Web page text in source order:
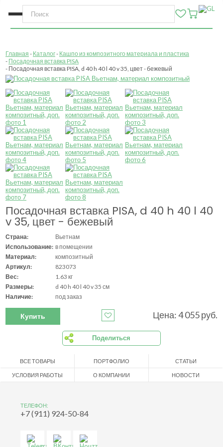
Главная Каталог Кашпо из композитного материала и пластика
Посадочная вставка PISA
Посадочная вставка PISA, d 40 h 40 l 40 v 35, цвет - бежевый
Посадочная вставка PISA, d 40 h 40 l 40
v 35, цвет - бежевый
Страна:
Вьетнам
Использование: в помещении
Материал:
композитный
Артикул:
823073
Вес:
1.63 кг
Размеры:
d 40 h 40 l 40 v 35 см
Наличие:
под заказ
Купить Цена: 4 055 руб.
Поделиться
ВСЕ ТОВАРЫ ПОРТФОЛИО СТАТЬИ
УСЛОВИЯ РАБОТЫ О КОМПАНИИ НОВОСТИ
ТЕЛЕФОН:
+7 (911) 924-50-84